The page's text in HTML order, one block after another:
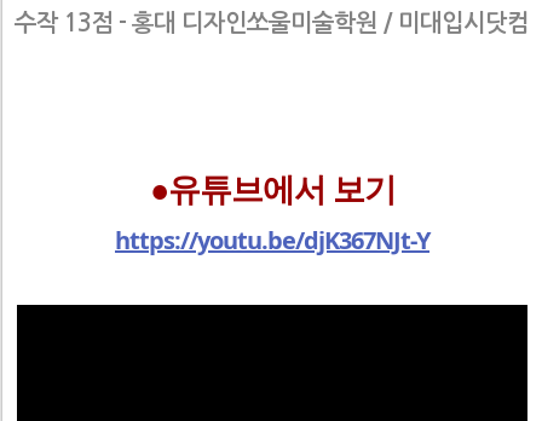
수작 13점 - 홍대 디자인쏘울미술학원 / 미대입시닷컴
●유튜브에서 보기
https://youtu.be/djK367NJt-Y